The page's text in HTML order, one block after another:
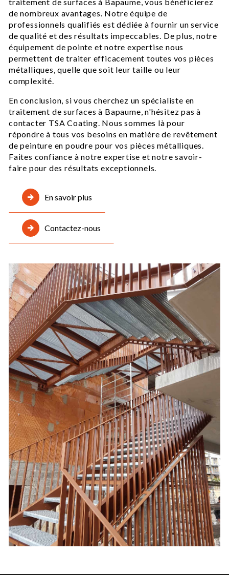
de nombreux avantages. Notre équipe de
professionnels qualifiés est dédiée à fournir un service
de qualité et des résultats impeccables. De plus, notre
équipement de pointe et notre expertise nous
permettent de traiter efficacement toutes vos pièces
métalliques, quelle que soit leur taille ou leur
complexité.
En conclusion, si vous cherchez un spécialiste en
traitement de surfaces à Bapaume, n'hésitez pas à
contacter TSA Coating. Nous sommes là pour
répondre à tous vos besoins en matière de revêtement
de peinture en poudre pour vos pièces métalliques.
Faites confiance à notre expertise et notre savoir-
faire pour des résultats exceptionnels.
En savoir plus
Contactez-nous